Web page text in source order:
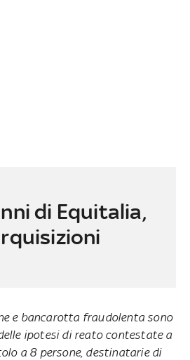
di Equitalia,
e bancarotta fraudolenta sono
ipotesi di reato contestate a
a 8 persone, destinatarie di